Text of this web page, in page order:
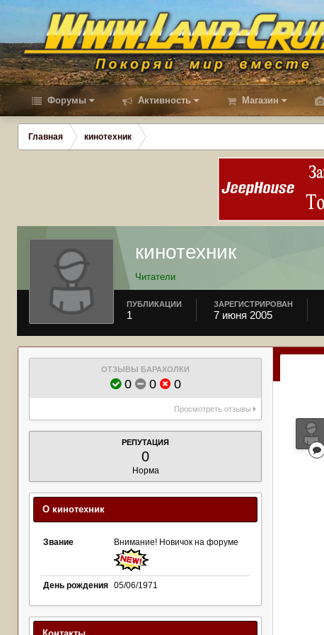
Форумы Активность Магазин
Главная кинотехник
кинотехник
Читатели
ПУБЛИКАЦИИ
1
ЗАРЕГИСТРИРОВАН
7 июня 2005
ОТЗЫВЫ БАРАХОЛКИ
0 0 0
Просмотреть отзывы
РЕПУТАЦИЯ
0
Норма
О кинотехник
Звание Внимание! Новичок на форуме
День рождения 05/06/1971